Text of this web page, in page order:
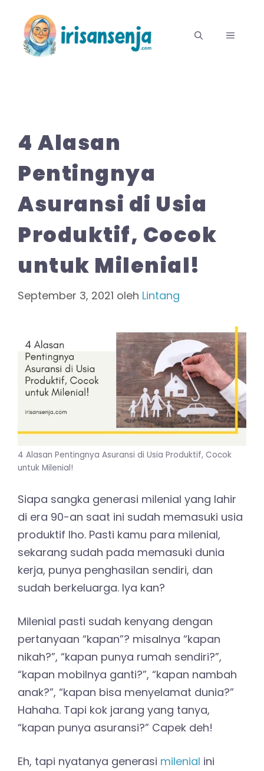
MENU
4 Alasan
Pentingnya
Asuransi di Usia
Produktif, Cocok
untuk Milenial!
September 3, 2021 oleh Lintang
4 Alasan Pentingnya Asuransi di Usia Produktif, Cocok
untuk Milenial!
Siapa sangka generasi milenial yang lahir
di era 90-an saat ini sudah memasuki usia
produktif lho. Pasti kamu para milenial,
sekarang sudah pada memasuki dunia
kerja, punya penghasilan sendiri, dan
sudah berkeluarga. Iya kan?
Milenial pasti sudah kenyang dengan
pertanyaan “kapan”? misalnya “kapan
nikah?”, “kapan punya rumah sendiri?”,
“kapan mobilnya ganti?”, “kapan nambah
anak?”, “kapan bisa menyelamat dunia?”
Hahaha. Tapi kok jarang yang tanya,
“kapan punya asuransi?” Capek deh!
Eh, tapi nyatanya generasi milenial ini